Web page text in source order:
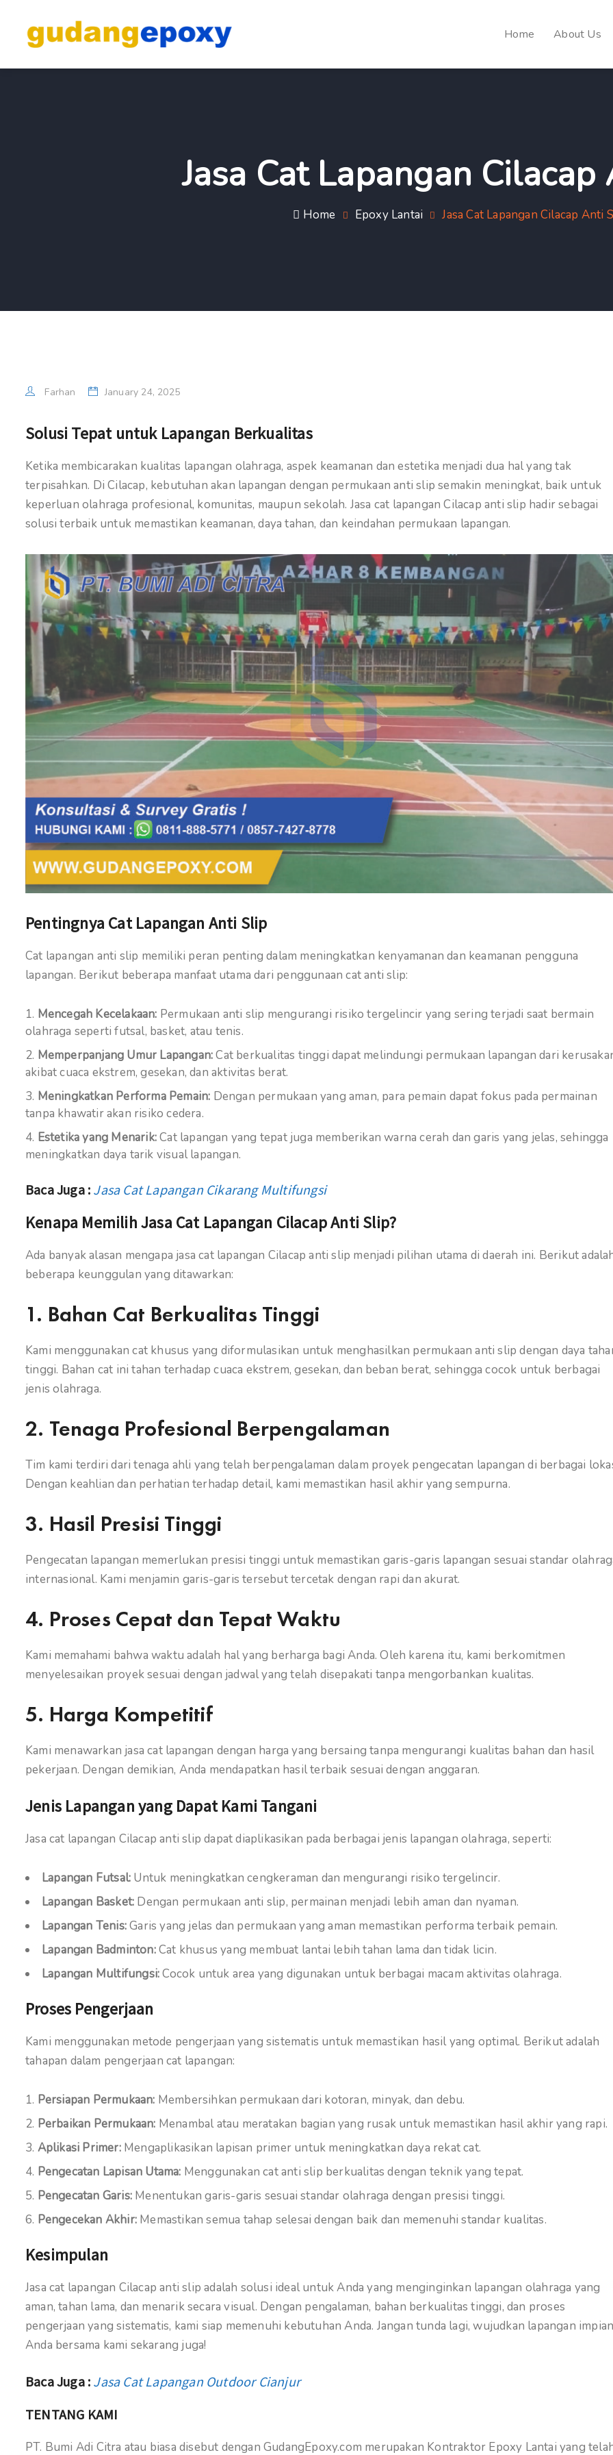
Home About Us
Jasa Cat Lapangan
Home Epoxy Lantai Jasa Cat Lapangan Cilacap Anti
Farhan January 24, 2025
Solusi Tepat untuk Lapangan Berkualitas
Ketika membicarakan kualitas lapangan olahraga, aspek keamanan dan estetika menjadi dua hal yang tak
terpisahkan. Di Cilacap, kebutuhan akan lapangan dengan permukaan anti slip semakin meningkat, baik untuk
keperluan olahraga profesional, komunitas, maupun sekolah. Jasa cat lapangan Cilacap anti slip hadir sebagai
solusi terbaik untuk memastikan keamanan, daya tahan, dan keindahan permukaan lapangan.
Pentingnya Cat Lapangan Anti Slip
Cat lapangan anti slip memiliki peran penting dalam meningkatkan kenyamanan dan keamanan pengguna
lapangan. Berikut beberapa manfaat utama dari penggunaan cat anti slip:
Mencegah Kecelakaan: Permukaan anti slip mengurangi risiko tergelincir yang sering terjadi saat bermain
olahraga seperti futsal, basket, atau tenis.
Memperpanjang Umur Lapangan:Cat berkualitas tinggi dapat melindungi permukaan lapangan dari
akibat cuaca ekstrem, gesekan, dan aktivitas berat.
Meningkatkan Performa Pemain: Dengan permukaan yang aman, para pemain dapat fokus pada permainan
tanpa khawatir akan risiko cedera.
Estetika yang Menarik:Cat lapangan yang tepat juga memberikan warna cerah dan garis yang jelas, sehingga
meningkatkan daya tarik visual lapangan.
Baca Juga : Jasa Cat Lapangan Cikarang Multifungsi
Kenapa Memilih Jasa Cat Lapangan Cilacap Anti Slip?
Ada banyak alasan mengapa jasa cat lapangan Cilacap anti slip menjadi pilihan utama di daerah ini. Berikut
beberapa keunggulan yang ditawarkan:
1. Bahan Cat Berkualitas Tinggi
Kami menggunakan cat khusus yang diformulasikan untuk menghasilkan permukaan anti slip dengan daya
tinggi. Bahan cat ini tahan terhadap cuaca ekstrem, gesekan, dan beban berat, sehingga cocok untuk berbagai
jenis olahraga.
2. Tenaga Profesional Berpengalaman
Tim kami terdiri dari tenaga ahli yang telah berpengalaman dalam proyek pengecatan lapangan di berbagai
Dengan keahlian dan perhatian terhadap detail, kami memastikan hasil akhir yang sempurna.
3. Hasil Presisi Tinggi
Pengecatan lapangan memerlukan presisi tinggi untuk memastikan garis-garis lapangan sesuai standar
internasional. Kami menjamin garis-garis tersebut tercetak dengan rapi dan akurat.
4. Proses Cepat dan Tepat Waktu
Kami memahami bahwa waktu adalah hal yang berharga bagi Anda. Oleh karena itu, kami berkomitmen
menyelesaikan proyek sesuai dengan jadwal yang telah disepakati tanpa mengorbankan kualitas.
5. Harga Kompetitif
Kami menawarkan jasa cat lapangan dengan harga yang bersaing tanpa mengurangi kualitas bahan dan hasil
pekerjaan. Dengan demikian, Anda mendapatkan hasil terbaik sesuai dengan anggaran.
Jenis Lapangan yang Dapat Kami Tangani
Jasa cat lapangan Cilacap anti slip dapat diaplikasikan pada berbagai jenis lapangan olahraga, seperti:
Lapangan Futsal: Untuk meningkatkan cengkeraman dan mengurangi risiko tergelincir.
Lapangan Basket: Dengan permukaan anti slip, permainan menjadi lebih aman dan nyaman.
Lapangan Tenis:Garis yang jelas dan permukaan yang aman memastikan performa terbaik pemain.
Lapangan Badminton:Cat khusus yang membuat lantai lebih tahan lama dan tidak licin.
Lapangan Multifungsi:Cocok untuk area yang digunakan untuk berbagai macam aktivitas olahraga.
Proses Pengerjaan
Kami menggunakan metode pengerjaan yang sistematis untuk memastikan hasil yang optimal. Berikut adalah
tahapan dalam pengerjaan cat lapangan:
Persiapan Permukaan: Membersihkan permukaan dari kotoran, minyak, dan debu.
Perbaikan Permukaan: Menambal atau meratakan bagian yang rusak untuk memastikan hasil akhir yang rapi.
Aplikasi Primer:Mengaplikasikan lapisan primer untuk meningkatkan daya rekat cat.
Pengecatan Lapisan Utama: Menggunakan cat anti slip berkualitas dengan teknik yang tepat.
Pengecatan Garis: Menentukan garis-garis sesuai standar olahraga dengan presisi tinggi.
Pengecekan Akhir: Memastikan semua tahap selesai dengan baik dan memenuhi standar kualitas.
Kesimpulan
Jasa cat lapangan Cilacap anti slip adalah solusi ideal untuk Anda yang menginginkan lapangan olahraga yang
aman, tahan lama, dan menarik secara visual. Dengan pengalaman, bahan berkualitas tinggi, dan proses
pengerjaan yang sistematis, kami siap memenuhi kebutuhan Anda. Jangan tunda lagi, wujudkan lapangan
Anda bersama kami sekarang juga!
Baca Juga : Jasa Cat Lapangan Outdoor Cianjur
TENTANG KAMI
PT. Bumi Adi Citra atau biasa disebut dengan GudangEpoxy.com merupakan Kontraktor Epoxy Lantai yang